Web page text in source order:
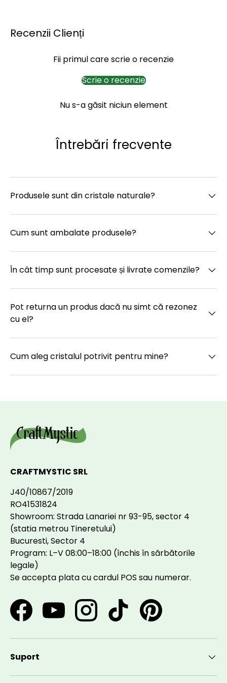
Recenzii Clienți
Fii primul care scrie o recenzie
Scrie o recenzie
Nu s-a găsit niciun element
Întrebări frecvente
Produsele sunt din cristale naturale?
Cum sunt ambalate produsele?
În cât timp sunt procesate și livrate comenzile?
Pot returna un produs dacă nu simt că rezonez
cu el?
Cum aleg cristalul potrivit pentru mine?
CRAFTMYSTIC SRL
J40/10867/2019
RO41531824
Showroom: Strada Lanariei nr 93-95, sector 4
(statia metrou Tineretului)
Bucuresti, Sector 4
Program: L–V 08:00–18:00 (închis în sărbătorile
legale)
Se accepta plata cu cardul POS sau numerar.
FacebookYouTubeInstagramTikTok Pinterest
Suport